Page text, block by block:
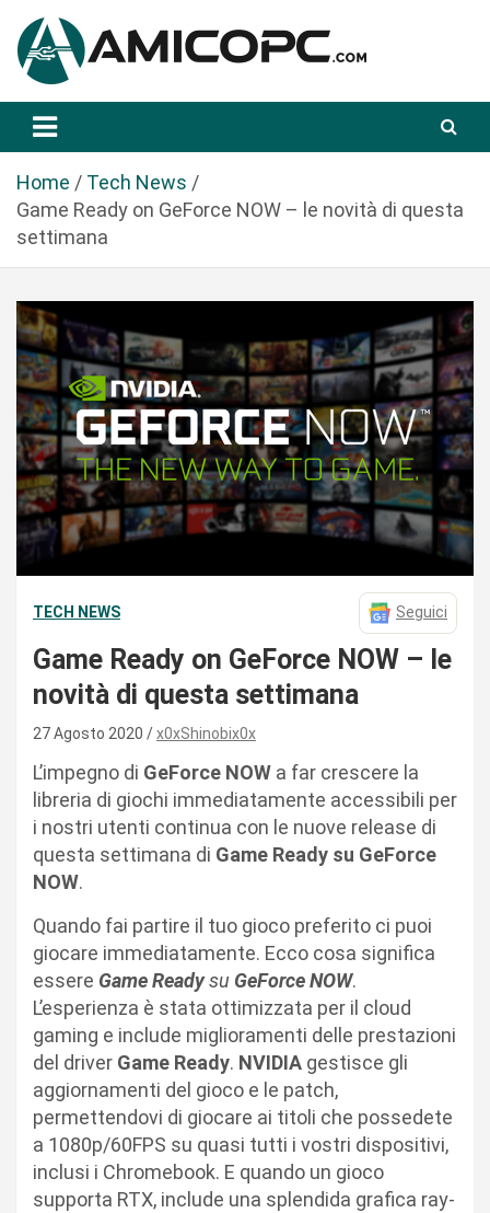
a
Amicopc.com
Home
Tech News
Game Ready on GeForce NOW – le novità di questa
settimana
TECH NEWS Seguici
Game Ready on GeForce NOW – le
novità di questa settimana
27 Agosto 2020 x0xShinobix0x
L’impegno di GeForce NOW a far crescere la
libreria di giochi immediatamente accessibili per
i nostri utenti continua con le nuove release di
questa settimana di Game Ready su GeForce
NOW.
Quando fai partire il tuo gioco preferito ci puoi
giocare immediatamente. Ecco cosa significa
essere Game Readysu GeForce NOW.
L’esperienza è stata ottimizzata per il cloud
gaming e include miglioramenti delle prestazioni
del driver Game Ready. NVIDIA gestisce gli
aggiornamenti del gioco e le patch,
permettendovi di giocare ai titoli che possedete
a 1080p/60FPS su quasi tutti i vostri dispositivi,
inclusi i Chromebook. E quando un gioco
supporta RTX, include una splendida grafica ray-